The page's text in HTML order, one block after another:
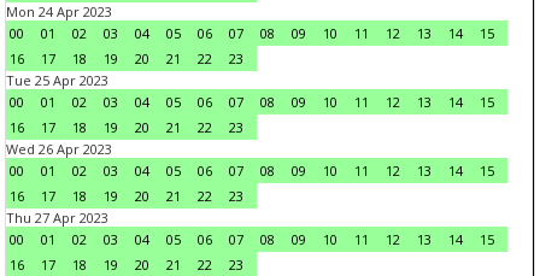
Mon 24 Apr 2023
00
01 02 03 04 05 06 07 08 09 10 11 12 13 14
15
16
17 18 19 20 21 22
23
Tue 25 Apr 2023
00
01 02 03 04 05 06 07 08 09 10 11 12 13 14
15
16
17 18 19 20 21 22
23
Wed 26 Apr 2023
00
01 02 03 04 05 06 07 08 09 10 11 12 13 14
15
16
17 18 19 20 21 22
23
Thu 27 Apr 2023
00
01 02 03 04 05 06 07 08 09 10 11 12 13 14
15
16
17 18 19 20 21 22
23